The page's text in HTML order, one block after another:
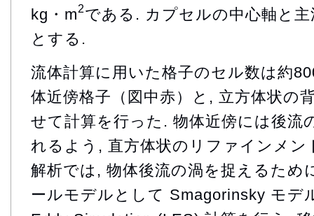
kg・m2である. カプセルの中心軸と
とする.
流体計算に用いた格子のセル数は約
体近傍格子（図中赤）と, 立方体状の
せて計算を行った. 物体近傍には後流
れるよう, 直方体状のリファインメン
解析では, 物体後流の渦を捉えるため
ールモデルとして Smagorinsky モデ